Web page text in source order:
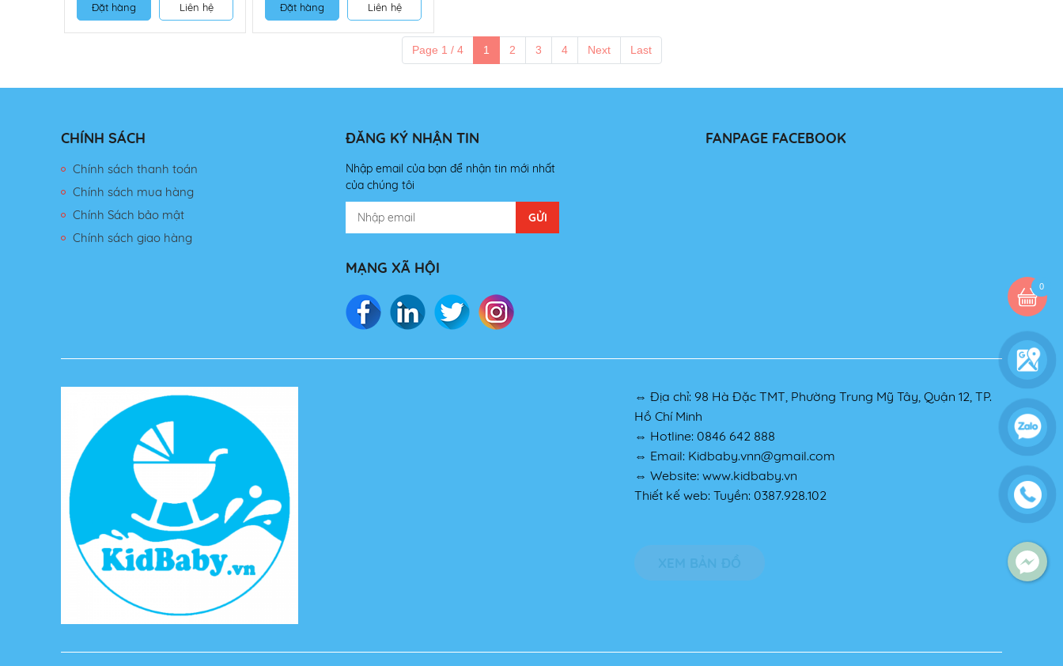
Đặt hàng
Liên hệ
Đặt hàng
Liên hệ
Page 1 / 4 1 2 3 4 Next Last
CHÍNH SÁCH
Chính sách thanh toán
Chính sách mua hàng
Chính Sách bảo mật
Chính sách giao hàng
ĐĂNG KÝ NHẬN TIN
Nhập email của bạn để nhận tin mới nhất
của chúng tôi
MẠNG XÃ HỘI
FANPAGE FACEBOOK
⇔ Địa chỉ: 98 Hà Đặc TMT, Phường Trung Mỹ Tây, Quận 12, TP.
Hồ Chí Minh
⇔ Hotline: 0846 642 888
⇔ Email: Kidbaby.vnn@gmail.com
⇔ Website: www.kidbaby.vn
Thiết kế web: Tuyền: 0387.928.102
0